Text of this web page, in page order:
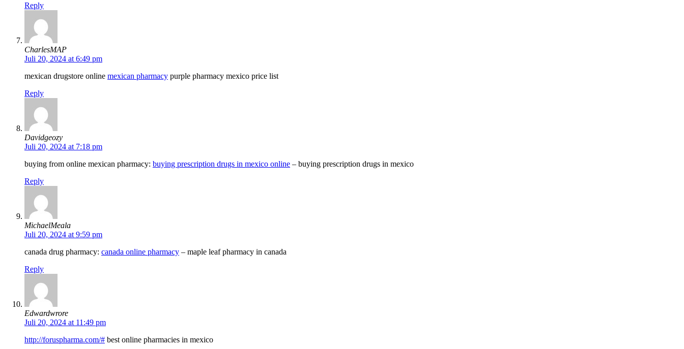
Reply
CharlesMAP
Juli 20, 2024 at 6:49 pm
mexican drugstore online mexican pharmacy purple pharmacy mexico price list
Reply
Davidgeozy
Juli 20, 2024 at 7:18 pm
buying from online mexican pharmacy: buying prescription drugs in mexico online – buying prescription drugs in mexico
Reply
MichaelMeala
Juli 20, 2024 at 9:59 pm
canada drug pharmacy: canada online pharmacy – maple leaf pharmacy in canada
Reply
Edwardwrore
Juli 20, 2024 at 11:49 pm
http://foruspharma.com/# best online pharmacies in mexico